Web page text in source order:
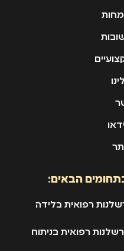
בתחומים הבאים:
רפואית בלידה
רשלנות רפואית בניתוח